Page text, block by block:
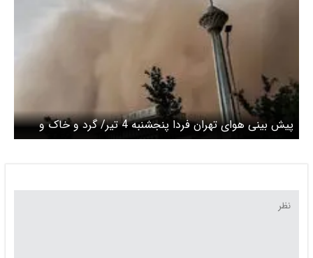
پیش بینی هوای تهران فردا پنجشنبه 4 تیر/ گرد و خاک و
کاهش دما در پایتخت